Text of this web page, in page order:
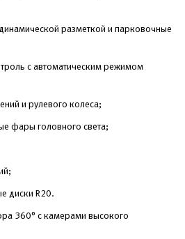
разметкой и парковочные
с автоматическим режимом
и рулевого колеса;
фары головного света;
диски R20.
360° с камерами высокого